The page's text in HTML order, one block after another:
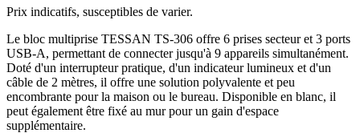
Prix indicatifs, susceptibles de varier.
Le bloc multiprise TESSAN TS-306 offre 6 prises secteur et 3 ports
USB-A, permettant de connecter jusqu'à 9 appareils simultanément.
Doté d'un interrupteur pratique, d'un indicateur lumineux et d'un
câble de 2 mètres, il offre une solution polyvalente et peu
encombrante pour la maison ou le bureau. Disponible en blanc, il
peut également être fixé au mur pour un gain d'espace
supplémentaire.